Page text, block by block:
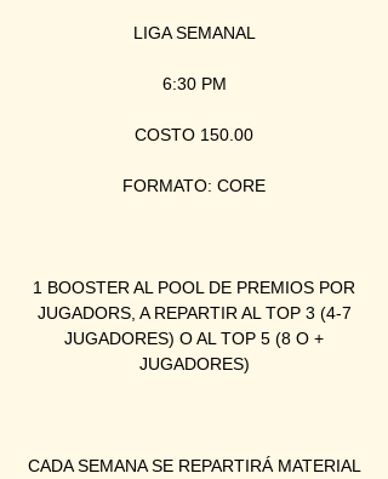
LIGA SEMANAL
6:30 PM
COSTO 150.00
FORMATO: CORE
1 BOOSTER AL POOL DE PREMIOS POR
JUGADORS, A REPARTIR AL TOP 3 (4-7
JUGADORES) O AL TOP 5 (8 O +
JUGADORES)
CADA SEMANA SE REPARTIRÁ MATERIAL